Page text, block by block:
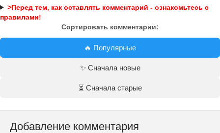
>Перед тем, как оставлять комментарий - ознакомьтесь с
правилами!
Сортировать комментарии:
🔥 Популярные
✨ Сначала новые
⏳ Сначала старые
Добавление комментария